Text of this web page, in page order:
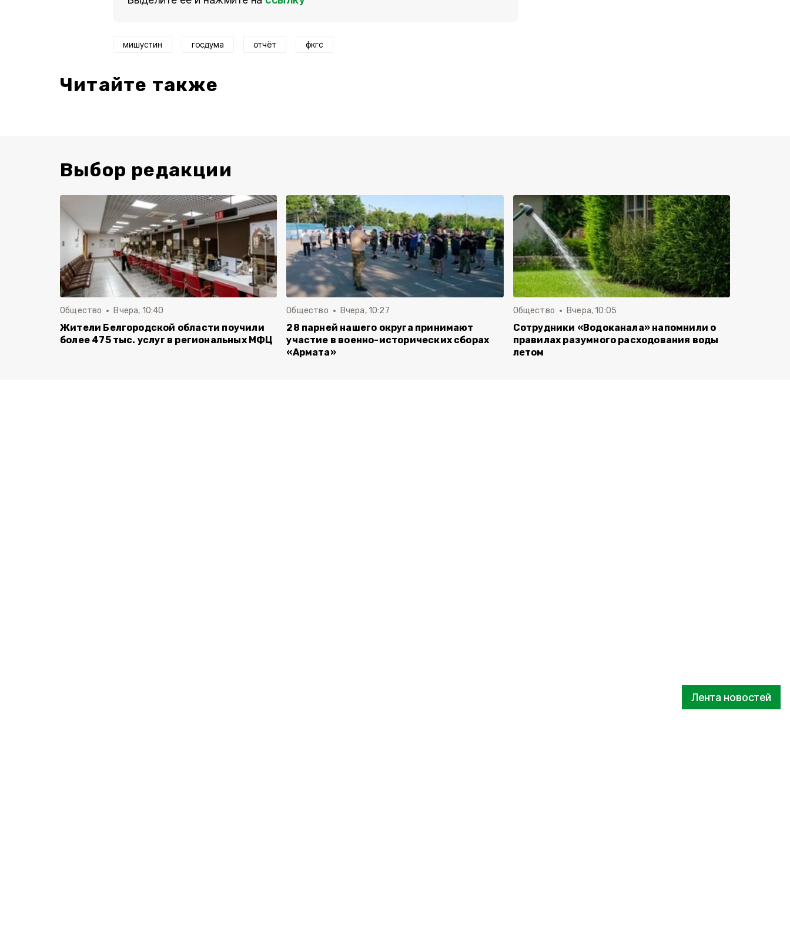
Лента новостей
мишустин госдума отчёт фкгс
Читайте также
Выбор редакции
Общество Вчера, 10:40
Жители Белгородской области поучили
более 475 тыс. услуг в региональных МФЦ
Общество Вчера, 10:27
28 парней нашего округа принимают
участие в военно-исторических сборах
«Армата»
Общество Вчера, 10:05
Сотрудники «Водоканала» напомнили о
правилах разумного расходования воды
летом